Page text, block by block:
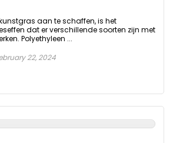
aan te schaffen, is het
dat er verschillende soorten zijn met
Polyethyleen ...
22, 2024